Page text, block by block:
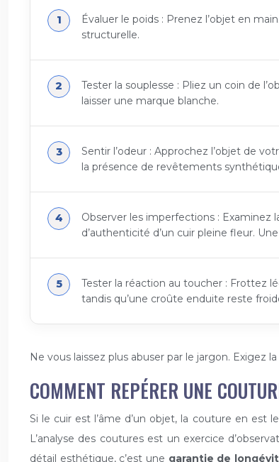
Évaluer le poids : Prenez l’objet en
structurelle.
Tester la souplesse : Pliez un coin de
laisser une marque blanche.
Sentir l’odeur : Approchez l’objet de
la présence de revêtements
Observer les imperfections : Examinez
d’authenticité d’un cuir pleine fleur.
Tester la réaction au toucher : Frottez
tandis qu’une croûte enduite reste
Ne vous laissez plus abuser par le jargon. Exigez
COMMENT REPÉRER UNE
Si le cuir est l’âme d’un objet, la couture en
L’analyse des coutures est un exercice
détail esthétique, c’est une garantie de